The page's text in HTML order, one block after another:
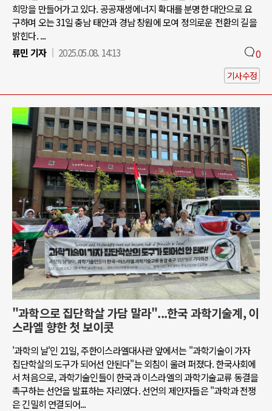
희망을 만들어가고 있다. 공공재생에너지 확대를 분명한 대안으로 요
구하며 오는 31일 충남 태안과 경남 창원에 모여 정의로운 전환의 길을
밝힌다. ...
류민 기자
2025.05.08. 14:13 0
기사수정
"과학으로 집단학살 가담 말라"...한국 과학기술계, 이
스라엘 향한 첫 보이콧
'과학의 날'인 21일, 주한이스라엘대사관 앞에서는 "과학기술이 가자
집단학살의 도구가 되어선 안된다"는 외침이 울려 퍼졌다. 한국사회에
서 처음으로, 과학기술인들이 한국과 이스라엘의 과학기술교류 동결을
촉구하는 선언을 발표하는 자리였다. 선언의 제안자들은 "과학과 전쟁
은 긴밀히 연결되어...